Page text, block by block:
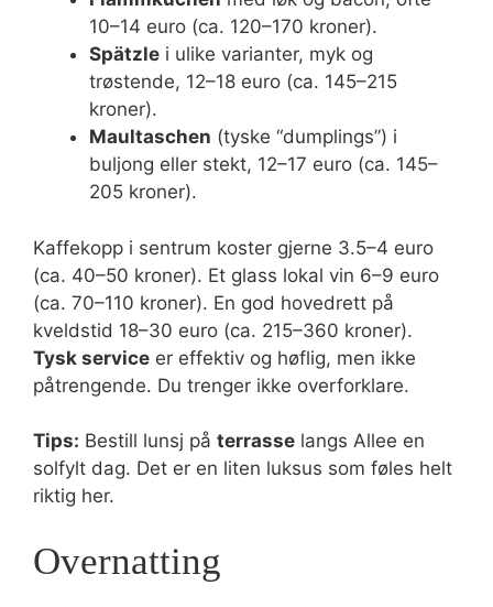
10–14 euro (ca. 120–170 kroner).
Spätzle i ulike varianter, myk og
trøstende, 12–18 euro (ca. 145–215
kroner).
Maultaschen (tyske “dumplings”) i
buljong eller stekt, 12–17 euro (ca. 145–
205 kroner).
Kaffekopp i sentrum koster gjerne 3.5–4 euro
(ca. 40–50 kroner). Et glass lokal vin 6–9 euro
(ca. 70–110 kroner). En god hovedrett på
kveldstid 18–30 euro (ca. 215–360 kroner).
Tysk service er effektiv og høflig, men ikke
påtrengende. Du trenger ikke overforklare.
Tips: Bestill lunsj på terrasse langs Allee en
solfylt dag. Det er en liten luksus som føles helt
riktig her.
Overnatting